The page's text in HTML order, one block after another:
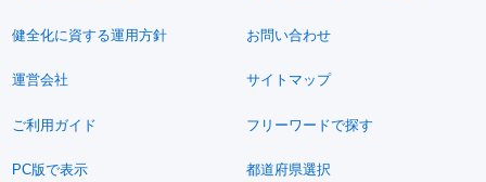
健全化に資する運用方針 お問い合わせ
運営会社 サイトマップ
ご利用ガイド フリーワードで探す
PC版で表示 都道府県選択